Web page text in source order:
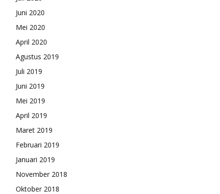
Juni 2020
Mei 2020
April 2020
Agustus 2019
Juli 2019
Juni 2019
Mei 2019
April 2019
Maret 2019
Februari 2019
Januari 2019
November 2018
Oktober 2018